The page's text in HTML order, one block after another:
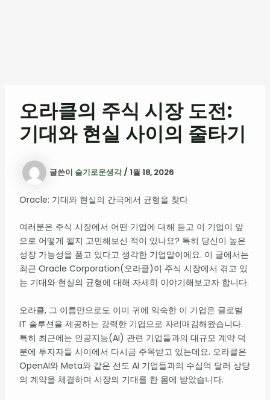
오라클의 주식 시장 도전:
기대와 현실 사이의 줄타기
글쓴이 슬기로운생각/1월 18, 2026
Oracle: 기대와 현실의 간극에서 균형을 찾다
여러분은 주식 시장에서 어떤 기업에 대해 듣고 이 기업이 앞
으로 어떻게 될지 고민해보신 적이 있나요? 특히 당신이 높은
성장 가능성을 품고 있다고 생각한 기업말이에요. 이 글에서는
최근 Oracle Corporation(오라클)이 주식 시장에서 겪고 있
는 기대와 현실의 균형에 대해 자세히 이야기해보고자 합니다.
오라클, 그 이름만으로도 이미 귀에 익숙한 이 기업은 글로벌
IT 솔루션을 제공하는 강력한 기업으로 자리매김해왔습니다.
특히 최근에는 인공지능(AI) 관련 기업들과의 대규모 계약 덕
분에 투자자들 사이에서 다시금 주목받고 있는데요. 오라클은
OpenAI와 Meta와 같은 선도 AI 기업들과의 수십억 달러 상당
의 계약을 체결하며 시장의 기대를 한 몸에 받았습니다.